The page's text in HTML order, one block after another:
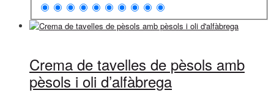
Crema de tavelles de pèsols amb
pèsols i oli d’alfàbrega